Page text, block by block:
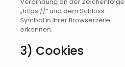
„https://“ und dem Schloss-
Symbol in Ihrer Browserzeile
erkennen.
3) Cookies